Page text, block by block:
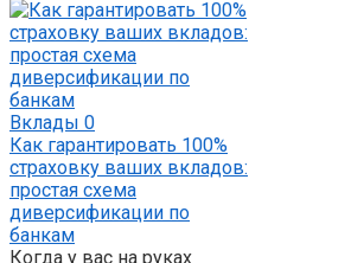
Вклады 0
Как гарантировать 100%
страховку ваших вкладов:
простая схема
диверсификации по
банкам
Когда у вас на руках